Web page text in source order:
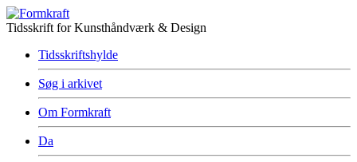
Tidsskrift for Kunsthåndværk & Design
Tidsskriftshylde
Søg i arkivet
Om Formkraft
Da